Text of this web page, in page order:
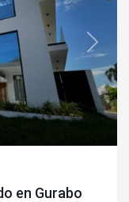
Next
en Gurabo